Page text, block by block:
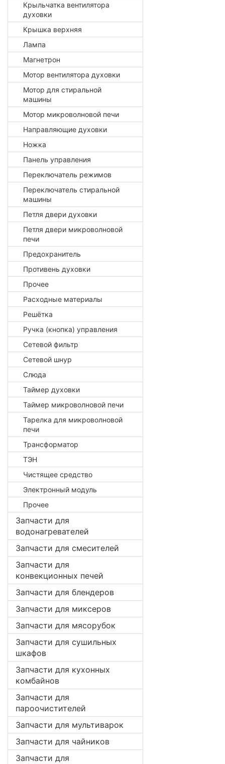
Крыльчатка вентилятора
духовки
Крышка верхняя
Лампа
Магнетрон
Мотор вентилятора духовки
Мотор для стиральной
машины
Мотор микроволновой печи
Направляющие духовки
Ножка
Панель управления
Переключатель режимов
Переключатель стиральной
машины
Петля двери духовки
Петля двери микроволновой
печи
Предохранитель
Противень духовки
Прочее
Расходные материалы
Решётка
Ручка (кнопка) управления
Сетевой фильтр
Сетевой шнур
Слюда
Таймер духовки
Таймер микроволновой печи
Тарелка для микроволновой
печи
Трансформатор
ТЭН
Чистящее средство
Электронный модуль
Прочее
Запчасти для
водонагревателей
Запчасти для смесителей
Запчасти для
конвекционных печей
Запчасти для блендеров
Запчасти для миксеров
Запчасти для мясорубок
Запчасти для сушильных
шкафов
Запчасти для кухонных
комбайнов
Запчасти для
пароочистителей
Запчасти для мультиварок
Запчасти для чайников
Запчасти для